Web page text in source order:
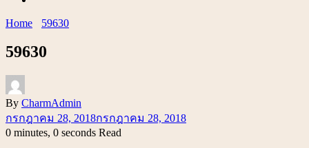
Home 59630
59630
By CharmAdmin
กรกฎาคม 28, 2018กรกฎาคม 28, 2018
0 minutes, 0 seconds Read